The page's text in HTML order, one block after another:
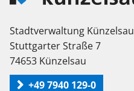
Stadtverwaltung Künzelsau
Stuttgarter Straße 7
74653 Künzelsau
+49 7940 129-0